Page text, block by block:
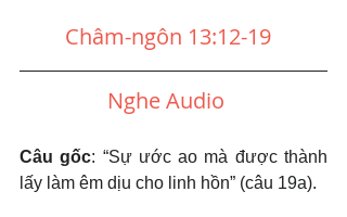
Châm-ngôn 13:12-19
Nghe Audio
Câu gốc: “Sự ước ao mà được thành
lấy làm êm dịu cho linh hồn” (câu 19a).